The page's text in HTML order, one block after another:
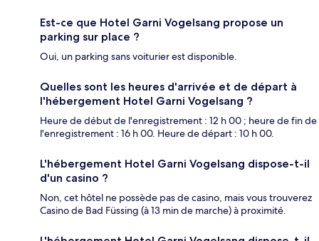
Est-ce que Hotel Garni Vogelsang propose un
parking sur place ?
Oui, un parking sans voiturier est disponible.
Quelles sont les heures d'arrivée et de départ à
l'hébergement Hotel Garni Vogelsang ?
Heure de début de l'enregistrement : 12 h 00 ; heure de fin de
l'enregistrement : 16 h 00. Heure de départ : 10 h 00.
L'hébergement Hotel Garni Vogelsang dispose-t-il
d'un casino ?
Non, cet hôtel ne possède pas de casino, mais vous trouverez
Casino de Bad Füssing (à 13 min de marche) à proximité.